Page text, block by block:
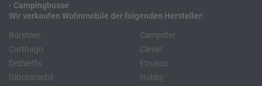
- Campingbusse
Wir verkaufen Wohnmobile der folgenden Hersteller:
Bürstner
Carthago
Dethleffs
Glücksmobil
Campster
Clever
Etrusco
Hobby